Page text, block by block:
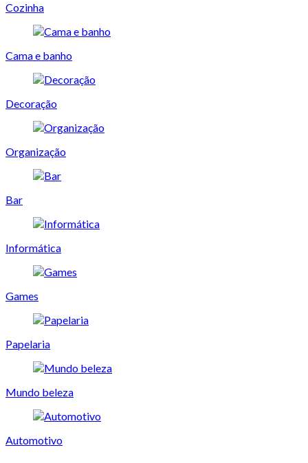
Cozinha
Cama e banho
Decoração
Organização
Bar
Informática
Games
Papelaria
Mundo beleza
Automotivo